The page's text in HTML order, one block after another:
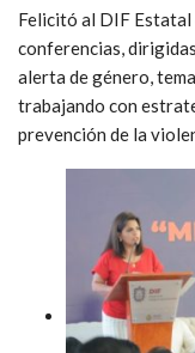
Felicitó al DIF Estatal
conferencias,
alerta de género,
trabajando con
prevención de la